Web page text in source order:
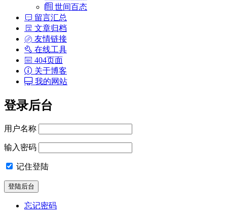
世间百态
留言汇总
文章归档
友情链接
在线工具
404页面
关于博客
我的网站
登录后台
用户名称
输入密码
记住登陆
忘记密码